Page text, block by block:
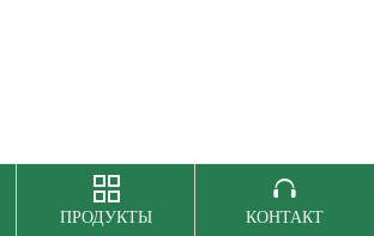

ПРОДУКТЫ

КОНТАКТ